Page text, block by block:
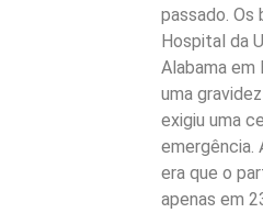
passado. Os
Hospital da
Alabama em
uma
exigiu uma
emergência.
era que o
apenas em